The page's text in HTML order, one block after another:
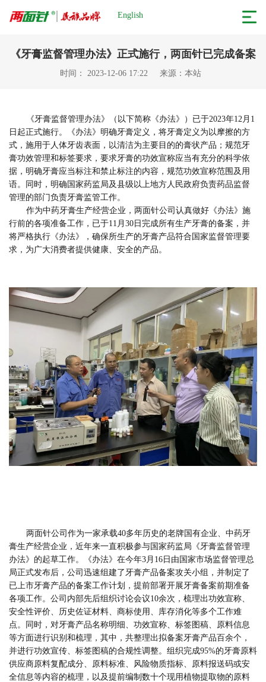
English
《牙膏监督管理办法》正式施行，两面针已完成备案
时间： 2023-12-06 17:22 来源：本站
《牙膏监督管理办法》（以下简称《办法》）已于2023年12月1
日起正式施行。《办法》明确牙膏定义，将牙膏定义为以摩擦的方
式，施用于人体牙齿表面，以清洁为主要目的的膏状产品；规范牙
膏功效管理和标签要求，要求牙膏的功效宣称应当有充分的科学依
据，明确牙膏应当标注和禁止标注的内容，规范功效宣称范围及用
语。同时，明确国家药监局及县级以上地方人民政府负责药品监督
管理的部门负责牙膏监管工作。
作为中药牙膏生产经营企业，两面针公司认真做好《办法》施
行前的各项准备工作，已于11月30日完成所有生产牙膏的备案，并
将严格执行《办法》，确保所生产的牙膏产品符合国家监督管理要
求，为广大消费者提供健康、安全的产品。
两面针公司作为一家承载40多年历史的老牌国有企业、中药牙
膏生产经营企业，近年来一直积极参与国家药监局《牙膏监督管理
办法》的起草工作。《办法》在今年3月16日由国家市场监督管理总
局正式发布后，公司迅速组建了牙膏产品备案攻关小组，并制定了
已上市牙膏产品的备案工作计划，提前部署开展牙膏备案前期准备
各项工作。公司内部先后组织讨论会议10余次，梳理出功效宣称、
安全性评价、历史佐证材料、商标使用、库存消化等多个工作难
点。同时，对牙膏产品名称明细、功效宣称、标签图稿、原料信息
等方面进行识别和梳理，其中，共整理出拟备案牙膏产品百余个，
并进行功效宣传、标签图稿的合规性调整。组织完成95%的牙膏原料
供应商原料复配成分、原料标准、风险物质指标、原料报送码或安
全信息等内容的梳理，以及提前编制数十个现用植物提取物的原料